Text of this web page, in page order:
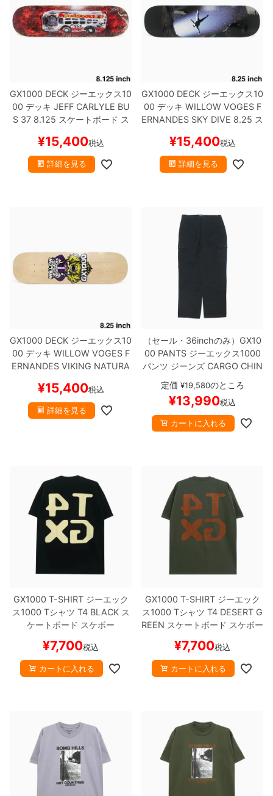
GX1000 DECK ジーエックス10
00 デッキ JEFF CARLYLE BU
S 37 8.125 スケートボード ス
¥15,400税込
詳細を見る
GX1000 DECK ジーエックス10
00 デッキ WILLOW VOGES F
ERNANDES SKY DIVE 8.25 ス
¥15,400税込
詳細を見る
GX1000 DECK ジーエックス10
00 デッキ WILLOW VOGES F
ERNANDES VIKING NATURA
ー
¥15,400税込
詳細を見る
（セール・36inchのみ） GX10
00 PANTSジーエックス1000
パンツ ジーンズCARGO CHIN
O PANTS
ード スケボー
定価 ¥19,580のところ
¥13,990税込
カートに入れる
GX1000 T-SHIRTジーエック
ス1000 Tシャツ T4BLACKス
ケートボード スケボー
¥7,700税込
カートに入れる
GX1000 T-SHIRTジーエック
ス1000 Tシャツ T4 DESERT G
REEN スケートボード スケボー
¥7,700税込
カートに入れる